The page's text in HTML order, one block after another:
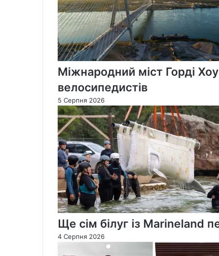
Міжнародний міст Горді
велосипедистів
5 Серпня 2026
Ще сім білуг із Marineland
4 Серпня 2026